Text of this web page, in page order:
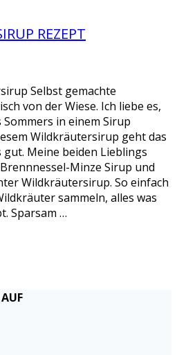
REZEPT
Selbst gemachte
von der Wiese. Ich liebe es,
Sommers in einem Sirup
Wildkräutersirup geht das
Meine beiden Lieblings
Minze Sirup und
Wildkräutersirup. So einfach
sammeln, alles was
Sparsam …